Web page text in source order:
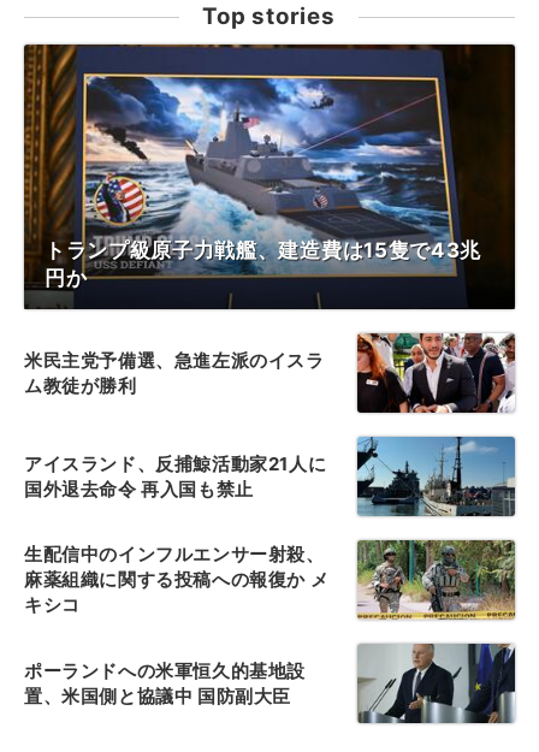
Top stories
トランプ級原子力戦艦、建造費は15隻で43兆
円か
米民主党予備選、急進左派のイスラ
ム教徒が勝利
アイスランド、反捕鯨活動家21人に
国外退去命令 再入国も禁止
生配信中のインフルエンサー射殺、
麻薬組織に関する投稿への報復か メ
キシコ
ポーランドへの米軍恒久的基地設
置、米国側と協議中 国防副大臣